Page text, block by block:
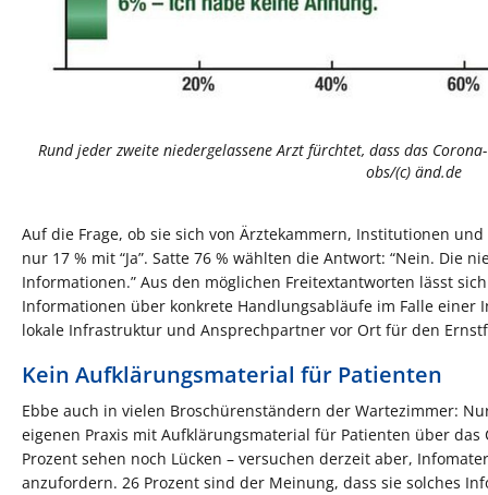
Rund jeder zweite niedergelassene Arzt fürchtet, dass das
obs/(c) änd.de
Auf die Frage, ob sie sich von Ärztekammern, Institutionen
nur 17 % mit “Ja”. Satte 76 % wählten die Antwort: “Nein. Die
Informationen.” Aus den möglichen Freitextantworten lässt
Informationen über konkrete Handlungsabläufe im Falle einer
lokale Infrastruktur und Ansprechpartner vor Ort für den
Kein Aufklärungsmaterial für Patienten
Ebbe auch in vielen Broschürenständern der Wartezimmer:
eigenen Praxis mit Aufklärungsmaterial für Patienten über das
Prozent sehen noch Lücken – versuchen derzeit aber,
anzufordern. 26 Prozent sind der Meinung, dass sie solches